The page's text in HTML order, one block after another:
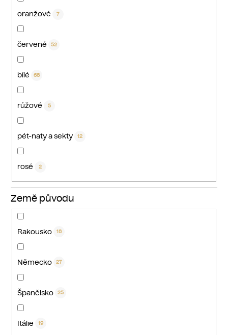
oranžové 7
červené 52
bílé 68
růžové 5
pét-naty a sekty 12
rosé 2
Země původu
Rakousko 18
Německo 27
Španělsko 25
Itálie 19